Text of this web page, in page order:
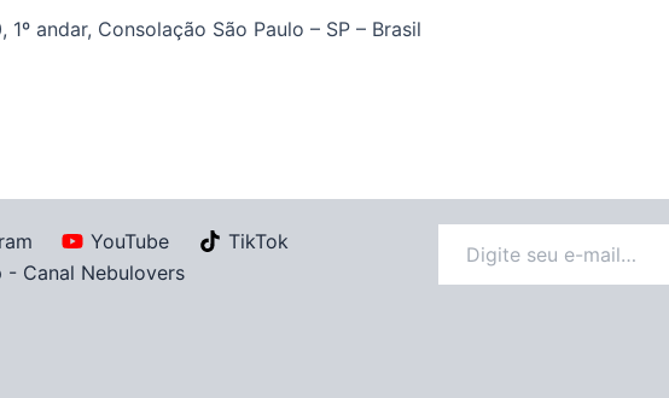
1º andar, Consolação São Paulo – SP – Brasil
YouTube
TikTok
- Canal Nebulovers